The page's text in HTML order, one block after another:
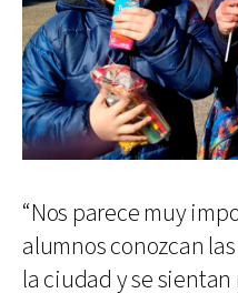
“Nos parece muy
alumnos conozcan
la ciudad y se